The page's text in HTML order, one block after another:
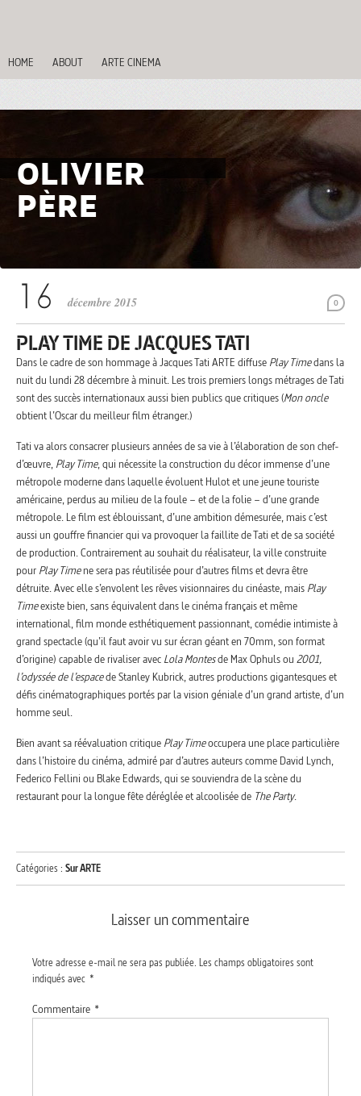
HOME ABOUT ARTE CINEMA
OLIVIER
PÈRE
0
décembre 2015
PLAY TIME DE JACQUES TATI
Dans le cadre de son hommage à Jacques Tati ARTE diffuse Play Timedans la
nuit du lundi 28 décembre à minuit. Les trois premiers longs métrages de Tati
sont des succès internationaux aussi bien publics que critiques (Mon oncle
obtient l’Oscar du meilleur film étranger.)
Tati va alors consacrer plusieurs années de sa vie à l’élaboration de son chef-
d’œuvre, Play Time, qui nécessite la construction du décor immense d’une
métropole moderne dans laquelle évoluent Hulot et une jeune touriste
américaine, perdus au milieu de la foule – et de la folie – d’une grande
métropole. Le film est éblouissant, d’une ambition démesurée, mais c’est
aussi un gouffre financier qui va provoquer la faillite de Tati et de sa société
de production. Contrairement au souhait du réalisateur, la ville construite
pour Play Timene sera pas réutilisée pour d’autres films et devra être
détruite. Avec elle s’envolent les rêves visionnaires du cinéaste, mais Play
Timeexiste bien, sans équivalent dans le cinéma français et même
international, film monde esthétiquement passionnant, comédie intimiste à
grand spectacle (qu’il faut avoir vu sur écran géant en 70mm, son format
d’origine) capable de rivaliser avec Lola Montesde Max Ophuls ou 2001,
l’odyssée de l’espacede Stanley Kubrick, autres productions gigantesques et
défis cinématographiques portés par la vision géniale d’un grand artiste, d’un
homme seul.
Bien avant sa réévaluation critique Play Timeoccupera une place particulière
dans l’histoire du cinéma, admiré par d’autres auteurs comme David Lynch,
Federico Fellini ou Blake Edwards, qui se souviendra de la scène du
restaurant pour la longue fête déréglée et alcoolisée de The Party.
Catégories : Sur ARTE
Laisser un commentaire
Votre adresse e-mail ne sera pas publiée. Les champs obligatoires sont
indiqués avec *
Commentaire *